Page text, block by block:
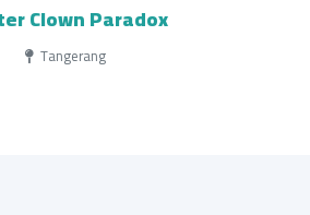
Clown Paradox
Tangerang